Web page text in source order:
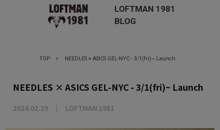
LOFTMAN 1981
BLOG
TOP > NEEDLES × ASICS GEL-NYC - 3/1(fri)~ Launch
NEEDLES × ASICS GEL-NYC - 3/1(fri)~ Launch
2024.02.29 LOFTMAN 1981